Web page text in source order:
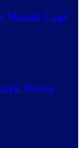
Masuk Lagi
Tewas